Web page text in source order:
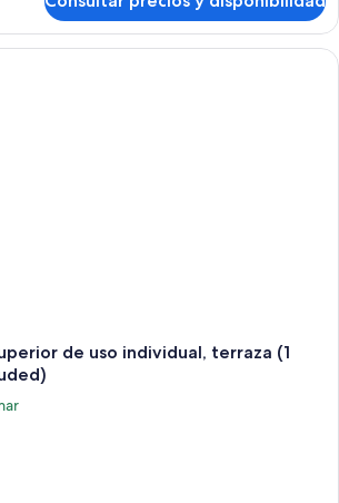
de uso individual, terraza (1